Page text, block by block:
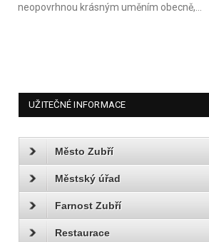
neopovrhnou krásným uměním obecně,…
UŽITEČNÉ INFORMACE
Město Zubří
Městský úřad
Farnost Zubří
Restaurace